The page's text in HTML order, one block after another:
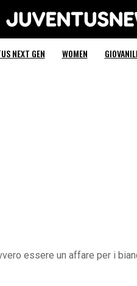
Juventus
NEXT GEN WOMEN GIOVANILI
essere un affare per i